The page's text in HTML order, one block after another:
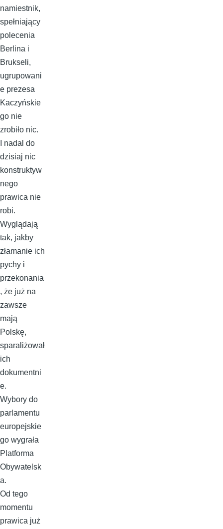
namiestnik,
spełniający
polecenia
Berlina i
Brukseli,
ugrupowani
e prezesa
Kaczyńskie
go nie
zrobiło nic.
I nadal do
dzisiaj nic
konstruktyw
nego
prawica nie
robi.
Wyglądają
tak, jakby
złamanie ich
pychy i
przekonania
, że już na
zawsze
mają
Polskę,
sparaliżował
ich
dokumentni
e.
Wybory do
parlamentu
europejskie
go wygrała
Platforma
Obywatelsk
a.
Od tego
momentu
prawica już